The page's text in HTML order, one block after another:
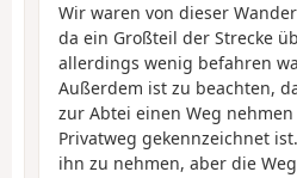
Wir waren von dieser
da ein Großteil der Strecke
allerdings wenig befahren
Außerdem ist zu beachten,
zur Abtei einen Weg
Privatweg gekennzeichnet
ihn zu nehmen, aber die